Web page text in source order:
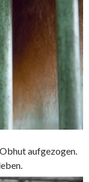
aufgezogen.